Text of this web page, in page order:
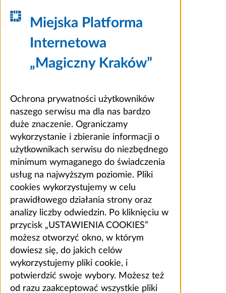
Miejska Platforma
Internetowa
„Magiczny Kraków”
Ochrona prywatności użytkowników
naszego serwisu ma dla nas bardzo
duże znaczenie. Ograniczamy
wykorzystanie i zbieranie informacji o
użytkownikach serwisu do niezbędnego
minimum wymaganego do świadczenia
usług na najwyższym poziomie. Pliki
cookies wykorzystujemy w celu
prawidłowego działania strony oraz
analizy liczby odwiedzin. Po kliknięciu w
przycisk „USTAWIENIA COOKIES”
możesz otworzyć okno, w którym
dowiesz się, do jakich celów
wykorzystujemy pliki cookie, i
potwierdzić swoje wybory. Możesz też
od razu zaakceptować wszystkie pliki